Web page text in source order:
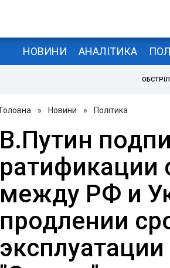
НОВИНИ АНАЛІТИКА
Головна » Новини » Політика
В.Путин
ратификации
между РФ и
продлении
эксплуатации